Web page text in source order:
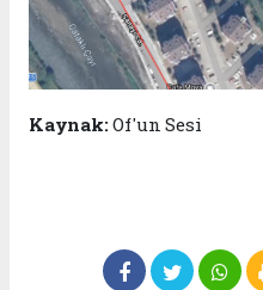
Kaynak:Of'un Sesi